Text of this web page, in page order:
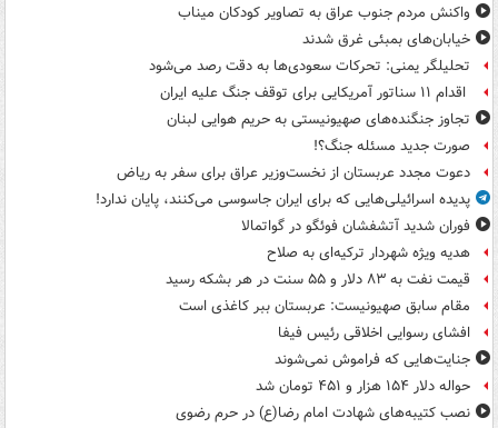
واکنش مردم جنوب عراق به تصاویر کودکان میناب
خیابان‌های بمبئی غرق شدند
تحلیلگر یمنی: تحرکات سعودی‌ها به دقت رصد می‌شود
اقدام ۱۱ سناتور آمریکایی برای توقف جنگ علیه ایران
تجاوز جنگنده‌های صهیونیستی به حریم هوایی لبنان
صورت جدید مسئله جنگ؟!
دعوت مجدد عربستان از نخست‌وزیر عراق برای سفر به ریاض
پدیده اسرائیلی‌هایی که برای ایران جاسوسی می‌کنند، پایان ندارد!
فوران شدید آتشفشان فوئگو در گواتمالا
هدیه ویژه شهردار ترکیه‌ای به صلاح
قیمت نفت به ۸۳ دلار و ۵۵ سنت در هر بشکه رسید
مقام سابق صهیونیست: عربستان ببر کاغذی است
افشای رسوایی اخلاقی رئیس فیفا
جنایت‌هایی که فراموش نمی‌شوند
حواله دلار ۱۵۴ هزار و ۴۵۱ تومان شد
نصب کتیبه‌های شهادت امام رضا(ع) در حرم رضوی